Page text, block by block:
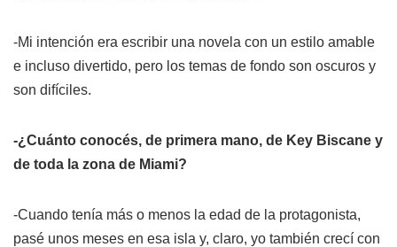
-Mi intención era escribir una novela con un estilo amable
e incluso divertido, pero los temas de fondo son oscuros y
son difíciles.
-¿Cuánto conocés, de primera mano, de Key Biscane y
de toda la zona de Miami?
-Cuando tenía más o menos la edad de la protagonista,
pasé unos meses en esa isla y, claro, yo también crecí con